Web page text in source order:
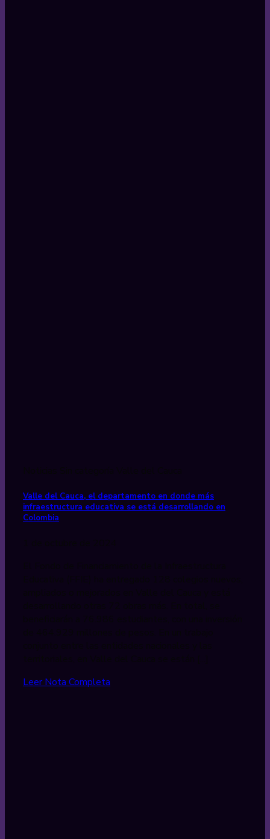
Valle del Cauca, el departamento en donde más
infraestructura educativa se está desarrollando en
Colombia
Leer Nota Completa